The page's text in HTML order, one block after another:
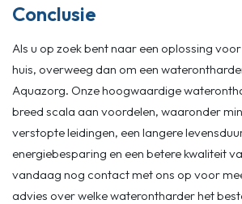
Conclusie
Als u op zoek bent naar een oplossing
huis, overweeg dan om een
Aquazorg. Onze hoogwaardige
breed scala aan voordelen, waaronder
verstopte leidingen, een langere
energiebesparing en een betere kwaliteit
vandaag nog contact met ons op voor
advies over welke waterontharder het